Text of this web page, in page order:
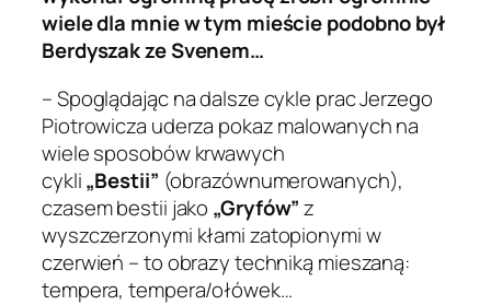
wiele dla mnie w tym mieście podobno był
Berdyszak ze Svenem…
– Spoglądając na dalsze cykle prac Jerzego
Piotrowicza uderza pokaz malowanych na
wiele sposobów krwawych
cykli„Bestii” (obrazównumerowanych),
czasem bestii jako „Gryfów”z
wyszczerzonymi kłami zatopionymi w
czerwień – to obrazy techniką mieszaną:
tempera, tempera/ołówek…